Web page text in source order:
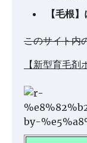
【毛根
このサイト内
【新型育毛剤